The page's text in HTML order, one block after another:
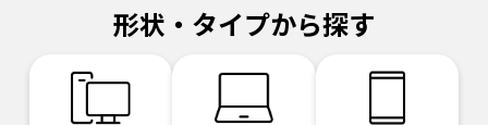
形状・タイプから探す